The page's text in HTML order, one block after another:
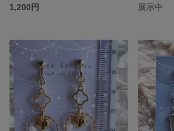
1,200円
展示中